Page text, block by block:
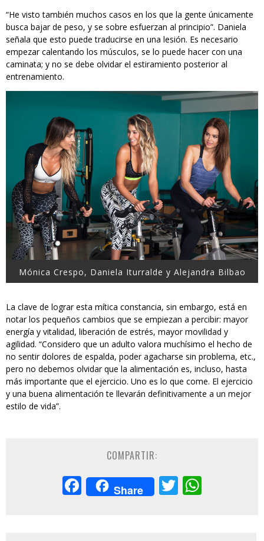
“He visto también muchos casos en los que la gente únicamente
busca bajar de peso, y se sobre esfuerzan al principio”. Daniela
señala que esto puede traducirse en una lesión. Es necesario
empezar calentando los músculos, se lo puede hacer con una
caminata; y no se debe olvidar el estiramiento posterior al
entrenamiento.
Mónica Crespo, Daniela Iturralde y Alejandra Bilbao
La clave de lograr esta mítica constancia, sin embargo, está en
notar los pequeños cambios que se empiezan a percibir: mayor
energía y vitalidad, liberación de estrés, mayor movilidad y
agilidad. “Considero que un adulto valora muchísimo el hecho de
no sentir dolores de espalda, poder agacharse sin problema, etc.,
pero no debemos olvidar que la alimentación es, incluso, hasta
más importante que el ejercicio. Uno es lo que come. El ejercicio
y una buena alimentación te llevarán definitivamente a un mejor
estilo de vida”.
COMPARTIR:
Facebook
Share Twitter